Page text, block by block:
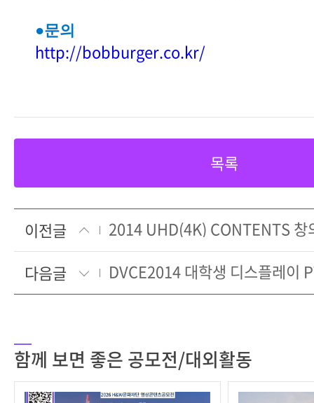
●문의
http://bobburger.co.kr/
목록
이전글
2014 UHD(4K) CONTENTS 창
다음글
DVCE2014 대학생 디스플레이
함께 보면 좋은 공모전/대외활동